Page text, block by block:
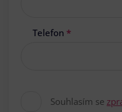
Telefon *
Souhlasím se